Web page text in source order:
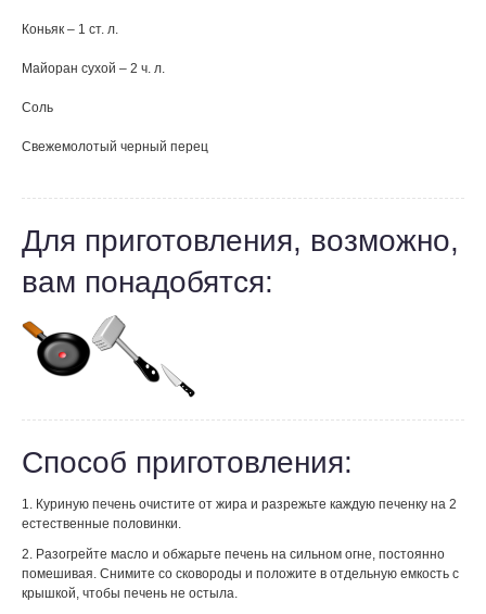
Коньяк – 1 ст. л.
Майоран сухой – 2 ч. л.
Соль
Свежемолотый черный перец
Для приготовления, возможно,
вам понадобятся:
Способ приготовления:
1. Куриную печень очистите от жира и разрежьте каждую печенку на 2
естественные половинки.
2. Разогрейте масло и обжарьте печень на сильном огне, постоянно
помешивая. Снимите со сковороды и положите в отдельную емкость с
крышкой, чтобы печень не остыла.